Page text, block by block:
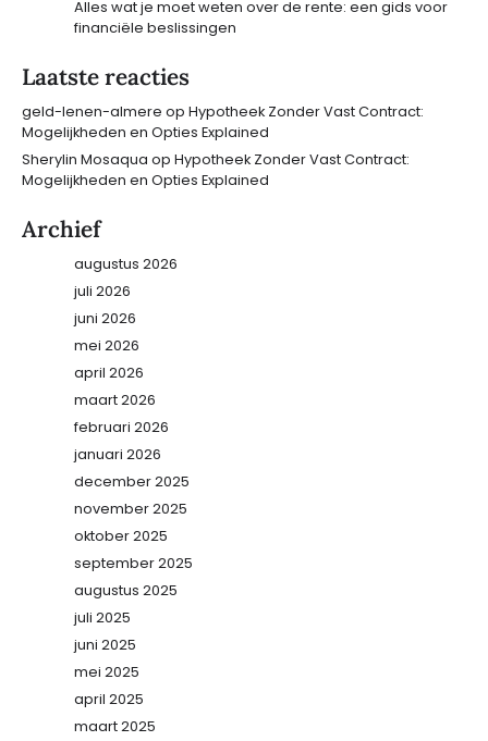
Alles wat je moet weten over de rente: een gids voor
financiële beslissingen
Laatste reacties
geld-lenen-almere op Hypotheek Zonder Vast Contract:
Mogelijkheden en Opties Explained
Sherylin Mosaqua op Hypotheek Zonder Vast Contract:
Mogelijkheden en Opties Explained
Archief
augustus 2026
juli 2026
juni 2026
mei 2026
april 2026
maart 2026
februari 2026
januari 2026
december 2025
november 2025
oktober 2025
september 2025
augustus 2025
juli 2025
juni 2025
mei 2025
april 2025
maart 2025